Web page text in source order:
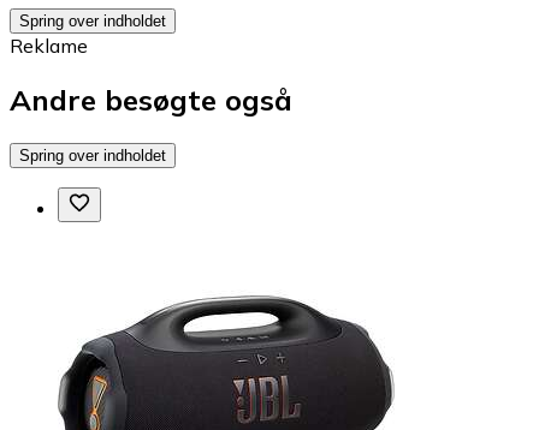
Spring over indholdet
Reklame
Andre besøgte også
Spring over indholdet